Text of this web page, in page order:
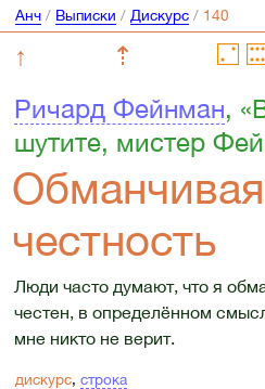
Анч/ Выписки / Дискурс/
↑ ⇡
Ричард Фейнман,
шутите, мистер
Обманчивая
честность
Люди часто думают, что я
честен, в определённом
мне никто не верит.
дискурс, строка